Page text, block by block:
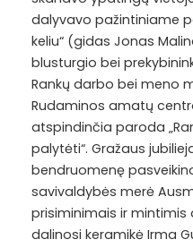
dalyvavo pažintiniame
keliu“ (gidas Jonas
blusturgio bei
Rankų darbo bei meno
Rudaminos amatų
atspindinčia paroda
palytėti“. Gražaus
bendruomenę
savivaldybės merė
prisiminimais ir
dalinosi keramikė Irma